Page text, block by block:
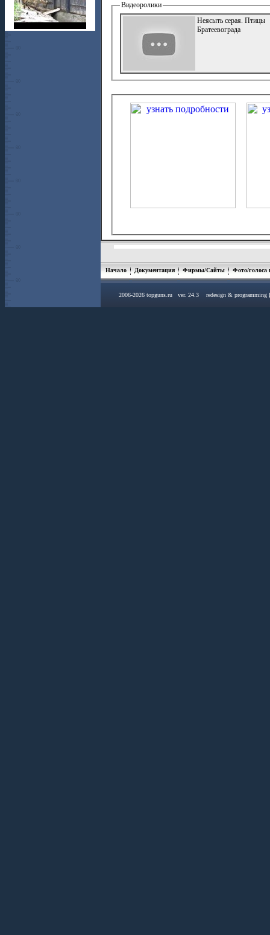
Видеоролики
Неясыть серая. Птицы
Братеевограда
Начало Документация Фирмы/Сайты Фото/голоса
2006-2026 topguns.ru ver. 24.3 redesign & programming